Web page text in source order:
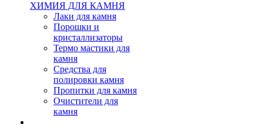
ХИМИЯ ДЛЯ КАМНЯ
Лаки для камня
Порошки и
кристаллизаторы
Термо мастики для
камня
Средства для
полировки камня
Пропитки для камня
Очистители для
камня